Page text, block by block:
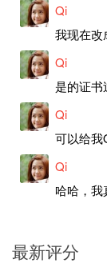
Qi
我现在改
Qi
Qi
Qi
哈哈，我
最新评分